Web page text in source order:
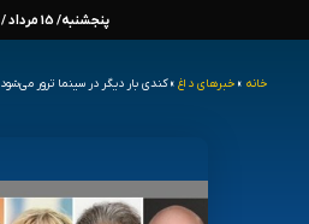
پنجشنبه/ 15 مرداد / 1405
خانه » خبرهای داغ »کندی بار دیگر در سینما ترور می‌شود